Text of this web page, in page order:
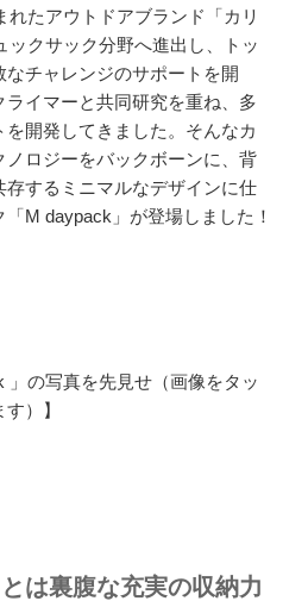
れたアウトドアブランド「カリ
ックサック分野へ進出し、トッ
チャレンジのサポートを開
イマーと共同研究を重ね、多
を開発してきました。そんなカ
ノロジーをバックボーンに、背
存するミニマルなデザインに仕
「M daypack」が登場しました！
」の写真を先見せ（画像をタッ
）】
は裏腹な充実の収納力